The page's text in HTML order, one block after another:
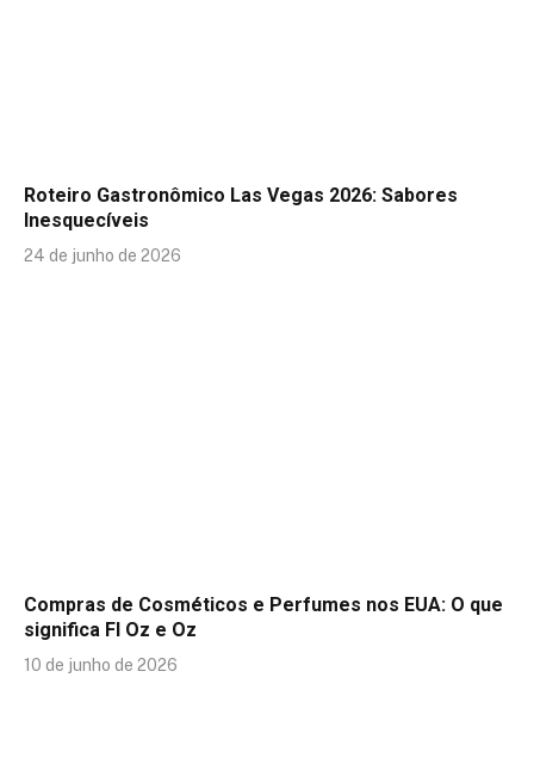
Roteiro Gastronômico Las Vegas 2026: Sabores
Inesquecíveis
24 de junho de 2026
Compras de Cosméticos e Perfumes nos EUA: O que
significa Fl Oz e Oz
10 de junho de 2026